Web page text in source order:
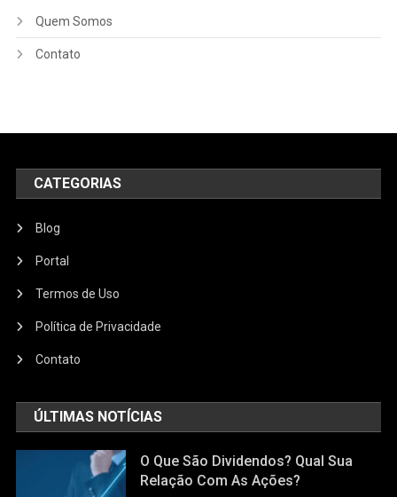
Quem Somos
Contato
CATEGORIAS
Blog
Portal
Termos de Uso
Política de Privacidade
Contato
ÚLTIMAS NOTÍCIAS
O Que São Dividendos? Qual Sua
Relação Com As Ações?